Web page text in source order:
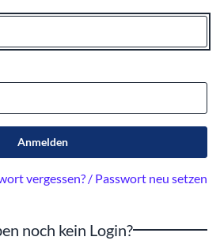
Anmelden
vergessen? / Passwort neu setzen
noch kein Login?